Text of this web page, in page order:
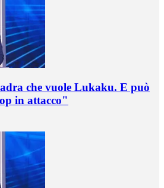
che vuole Lukaku. E può
in attacco"